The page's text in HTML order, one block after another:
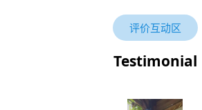
评价互动区
Testimonial